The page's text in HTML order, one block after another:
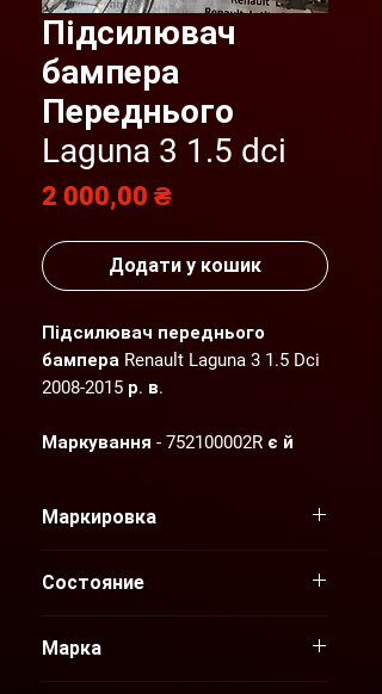
Підсилювач
бампера
Переднього
Laguna 3 1.5 dci
2 000,00 ₴Ціна
Додати у кошик
Підсилювач переднього
бампера Renault Laguna 3 1.5 Dci
2008-2015 р. в.
Маркування - 752100002R є й
Состояние запчасти -
заказа. Оплата удобным Вам
платеж).
Маркировка
Состояние
Марка